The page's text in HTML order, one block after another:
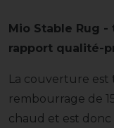
Mio Stable Rug
rapport qualité-
La couverture est
rembourrage de
chaud et est